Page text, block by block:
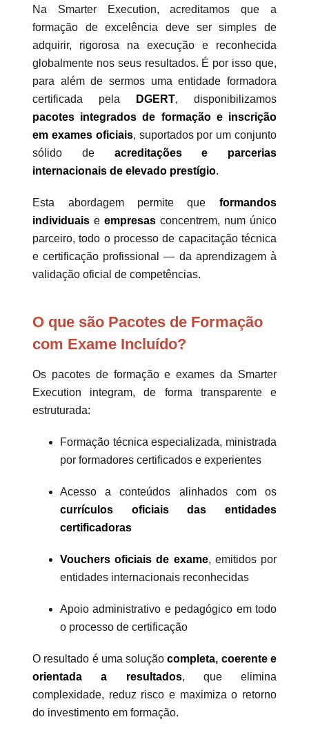
Na Smarter Execution, acreditamos que a
formação de excelência deve ser simples de
adquirir, rigorosa na execução e reconhecida
globalmente nos seus resultados. É por isso que,
para além de sermos uma entidade formadora
certificada pela
DGERT, disponibilizamos
pacotes integrados de formação e inscrição
em exames oficiais, suportados por um conjunto
sólido de acreditações e parcerias
internacionais de elevado prestígio.
Esta abordagem permite que formandos
individuais eempresas concentrem, num único
parceiro, todo o processo de capacitação técnica
e certificação profissional — da aprendizagem à
validação oficial de competências.
O que são Pacotes de Formação
com Exame Incluído?
Os pacotes de formação e exames da Smarter
Execution integram, de forma transparente e
estruturada:
Formação técnica especializada, ministrada
por formadores certificados e experientes
Acesso a conteúdos alinhados com os
currículos oficiais das entidades
certificadoras
Vouchers oficiais de exame, emitidos por
entidades internacionais reconhecidas
Apoio administrativo e pedagógico em todo
o processo de certificação
O resultado é uma soluçãocompleta, coerente e
orientada a resultados, que elimina
complexidade, reduz risco e maximiza o retorno
do investimento em formação.